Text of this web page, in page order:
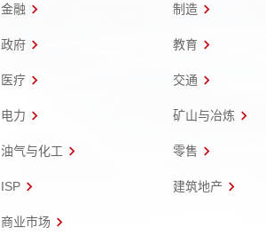
金融 制造
政府 教育
医疗 交通
电力 矿山与冶炼
油气与化工 零售
ISP 建筑地产
商业市场